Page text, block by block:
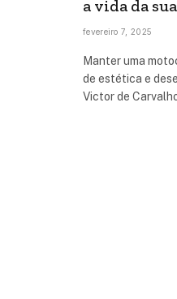
a vida da
fevereiro 7, 2025
Manter uma
de estética e
Victor de